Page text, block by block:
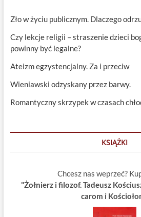
Zło w życiu publicznym. Dlaczego
Czy lekcje religii – straszenie dzieci
powinny być legalne?
Ateizm egzystencjalny. Za i przeciw
Wieniawski odzyskany przez barwy.
Romantyczny skrzypek w czasach
KSIĄŻKI
Chcesz nas weprzeć?
"Żołnierz i filozof. Tadeusz
carom i